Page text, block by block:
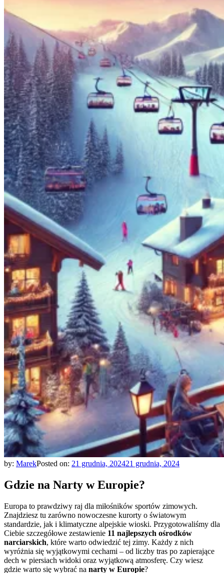
by: MarekPosted on: 21 grudnia, 202421 grudnia, 2024
Gdzie na Narty w Europie?
Europa to prawdziwy raj dla miłośników sportów zimowych.
Znajdziesz tu zarówno nowoczesne kurorty o światowym
standardzie, jak i klimatyczne alpejskie wioski. Przygotowaliśmy dla
Ciebie szczegółowe zestawienie 11 najlepszych ośrodków
narciarskich, które warto odwiedzić tej zimy. Każdy z nich
wyróżnia się wyjątkowymi cechami – od liczby tras po zapierające
dech w piersiach widoki oraz wyjątkową atmosferę. Czy wiesz
gdzie warto się wybrać na narty w Europie?